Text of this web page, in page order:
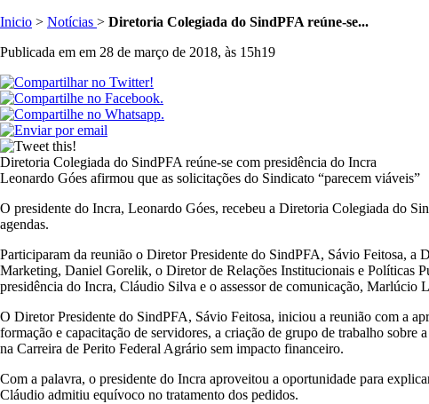
Inicio > Notícias > Diretoria Colegiada do SindPFA reúne-se...
Publicada em em 28 de março de 2018, às 15h19
Diretoria Colegiada do SindPFA reúne-se com presidência do Incra
Leonardo Góes afirmou que as solicitações do Sindicato “parecem viáveis”
O presidente do Incra, Leonardo Góes, recebeu a Diretoria Colegiada do
agendas.
Participaram da reunião o Diretor Presidente do SindPFA, Sávio Feitosa,
Marketing, Daniel Gorelik, o Diretor de Relações Institucionais e Políticas
presidência do Incra, Cláudio Silva e o assessor de comunicação, Marlúcio
O Diretor Presidente do SindPFA, Sávio Feitosa, iniciou a reunião com a
formação e capacitação de servidores, a criação de grupo de trabalho
na Carreira de Perito Federal Agrário sem impacto financeiro.
Com a palavra, o presidente do Incra aproveitou a oportunidade para
Cláudio admitiu equívoco no tratamento dos pedidos.